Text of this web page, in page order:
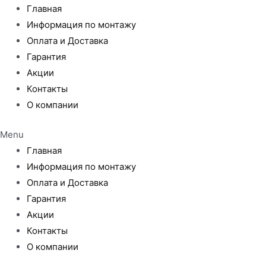
Главная
Информация по монтажу
Оплата и Доставка
Гарантия
Акции
Контакты
О компании
Menu
Главная
Информация по монтажу
Оплата и Доставка
Гарантия
Акции
Контакты
О компании